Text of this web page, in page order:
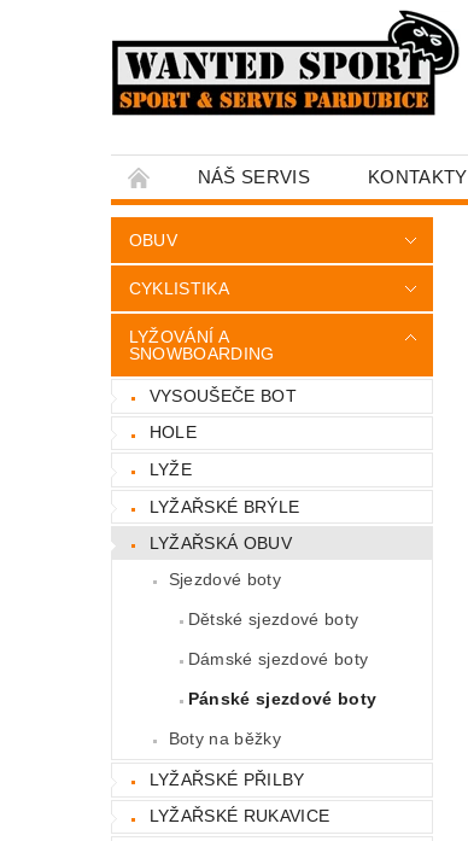
NÁŠ SERVIS KONTAKTY
OBUV
CYKLISTIKA
LYŽOVÁNÍ A
SNOWBOARDING
VYSOUŠEČE BOT
HOLE
LYŽE
LYŽAŘSKÉ BRÝLE
LYŽAŘSKÁ OBUV
Sjezdové boty
Dětské sjezdové boty
Dámské sjezdové boty
Pánské sjezdové boty
Boty na běžky
LYŽAŘSKÉ PŘILBY
LYŽAŘSKÉ RUKAVICE